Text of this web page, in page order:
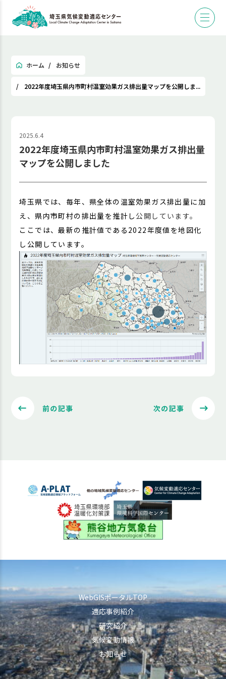
ホーム お知らせ
2022年度埼玉県内市町村温室効果ガス排出量マップを公開しま...
2025.6.4
2022年度埼玉県内市町村温室効果ガス排出量
マップを公開しました
埼玉県では、毎年、県全体の温室効果ガス排出量に加
え、県内市町村の排出量を推計し 公開しています。
ここでは、最新の推計値である2022年度値を地図化
し公開しています。
WebGISポータルTOP
適応事例紹介
研究紹介
気候変動情報
お知らせ